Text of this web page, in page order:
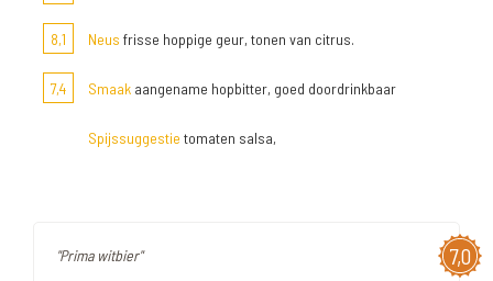
8,1 Neus frisse hoppige geur, tonen van citrus.
7,4 Smaak aangename hopbitter, goed doordrinkbaar
Spijssuggestie tomaten salsa,
7,0
"Prima witbier"